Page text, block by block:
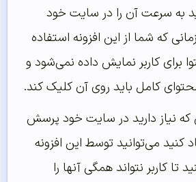
به سرعت آن را در سایت خود
که شما از این افزونه استفاده
برای کاربر نمایش داده نمی‌شود و
کامل باید روی آن کلیک کند.
نیاز دارید در سایت خود پرسش
کنید می‌توانید توسط این افزونه
تا کاربر نتواند همگی آنها را